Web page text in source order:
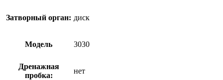
Затворный орган: диск
Модель 3030
Дренажная
пробка:
нет